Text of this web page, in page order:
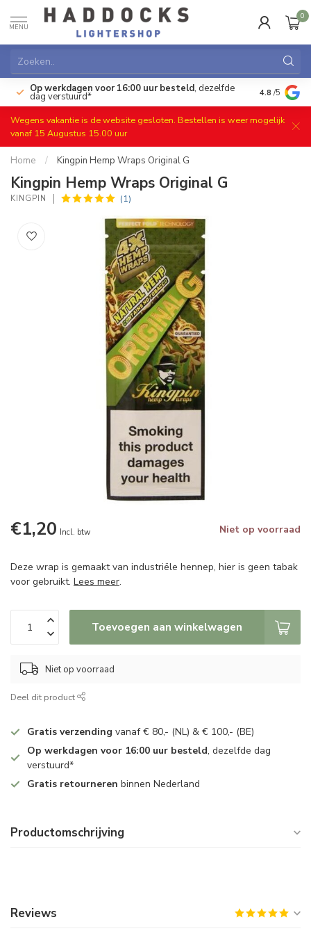
MENU
0
Op werkdagen voor 16:00 uur besteld, dezelfde
dag verstuurd* Gratis
4.8 /5
Wegens vakantie is de website gesloten. Bestellen is weer mogelijk
vanaf 15 Augustus 15.00 uur
Home / Kingpin Hemp Wraps Original G
Kingpin Hemp Wraps Original G
KINGPIN (1)
€1,20 Incl. btw Niet op voorraad
Deze wrap is gemaakt van industriële hennep, hier is geen tabak
voor gebruikt. Lees meer.
Toevoegen aan winkelwagen
Niet op voorraad
Deel dit product
Gratis verzending vanaf € 80,- (NL) & € 100,- (BE)
Op werkdagen voor 16:00 uur besteld, dezelfde dag
verstuurd*
Gratis retourneren binnen Nederland
Productomschrijving
Reviews